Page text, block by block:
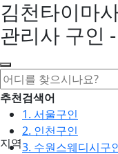
김천타이마
관리사 구인
추천검색어
1. 서울구인
2. 인천구인
3. 수원스웨디시구
지역